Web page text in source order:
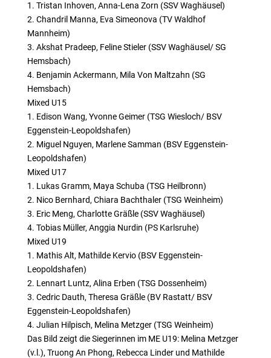
1. Tristan Inhoven, Anna-Lena Zorn (SSV Waghäusel)
2. Chandril Manna, Eva Simeonova (TV Waldhof
Mannheim)
3. Akshat Pradeep, Feline Stieler (SSV Waghäusel/ SG
Hemsbach)
4. Benjamin Ackermann, Mila Von Maltzahn (SG
Hemsbach)
Mixed U15
1. Edison Wang, Yvonne Geimer (TSG Wiesloch/ BSV
Eggenstein-Leopoldshafen)
2. Miguel Nguyen, Marlene Samman (BSV Eggenstein-
Leopoldshafen)
Mixed U17
1. Lukas Gramm, Maya Schuba (TSG Heilbronn)
2. Nico Bernhard, Chiara Bachthaler (TSG Weinheim)
3. Eric Meng, Charlotte Gräßle (SSV Waghäusel)
4. Tobias Müller, Anggia Nurdin (PS Karlsruhe)
Mixed U19
1. Mathis Alt, Mathilde Kervio (BSV Eggenstein-
Leopoldshafen)
2. Lennart Luntz, Alina Erben (TSG Dossenheim)
3. Cedric Dauth, Theresa Gräßle (BV Rastatt/ BSV
Eggenstein-Leopoldshafen)
4. Julian Hilpisch, Melina Metzger (TSG Weinheim)
Das Bild zeigt die Siegerinnen im ME U19: Melina Metzger
(v.l.), Truong An Phong, Rebecca Linder und Mathilde